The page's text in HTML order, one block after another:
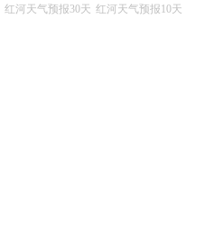
红河天气预报30天 红河天气预报10天